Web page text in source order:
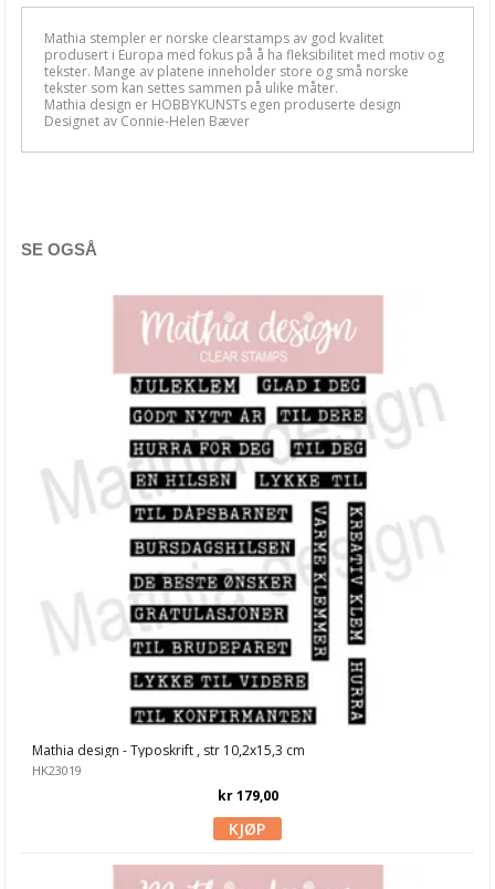
Fargeleggingsmotiv
Diverse stempler
AHA Arts & Ashley G
Arden Studio
Art Impressions
Candi Bean
Carabelle Studio
Concord & 9th
Craft Consortium
Crafter's Companion
Crafty Individuals
Creative Expressions
Hampton Art
Mathia stempler er norske clearstamps av god kvalitet
produsert i Europa med fokus på å ha fleksibilitet med motiv og
tekster. Mange av platene inneholder store og små norske
tekster som kan settes sammen på ulike måter.
Mathia design er HOBBYKUNSTs egen produserte design
Designet av Connie-Helen Bæver
SE OGSÅ
Mathia design - Typoskrift , str 10,2x15,3 cm
HK23019
kr 179,00